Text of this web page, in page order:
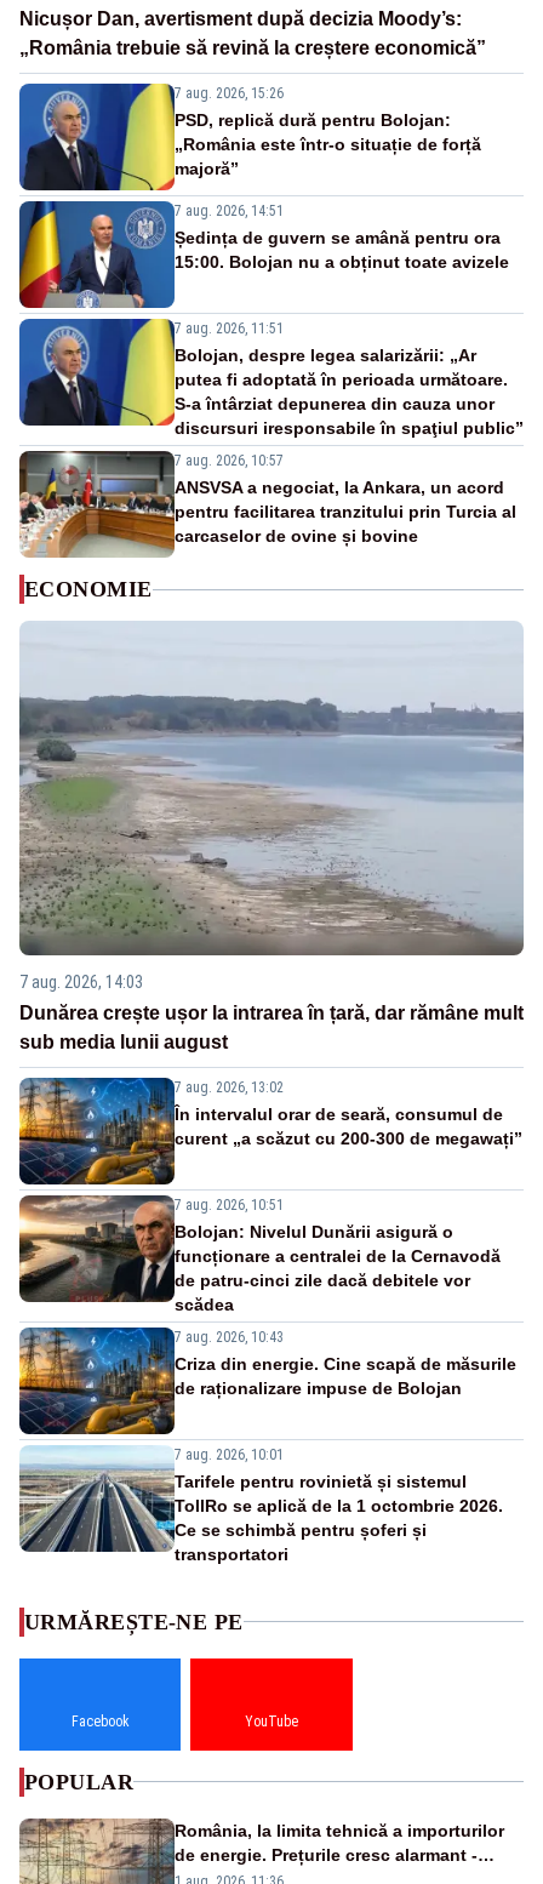
Nicușor Dan, avertisment după decizia Moody’s:
„România trebuie să revină la creștere economică”
7 aug. 2026, 15:26
PSD, replică dură pentru Bolojan:
„România este într-o situație de forță
majoră”
7 aug. 2026, 14:51
Ședința de guvern se amână pentru ora
15:00. Bolojan nu a obținut toate avizele
7 aug. 2026, 11:51
Bolojan, despre legea salarizării: „Ar
putea fi adoptată în perioada următoare.
S-a întârziat depunerea din cauza unor
discursuri iresponsabile în spaţiul public”
7 aug. 2026, 10:57
ANSVSA a negociat, la Ankara, un acord
pentru facilitarea tranzitului prin Turcia al
carcaselor de ovine și bovine
ECONOMIE
7 aug. 2026, 14:03
Dunărea crește ușor la intrarea în țară, dar rămâne mult
sub media lunii august
7 aug. 2026, 13:02
În intervalul orar de seară, consumul de
curent „a scăzut cu 200-300 de megawați”
7 aug. 2026, 10:51
Bolojan: Nivelul Dunării asigură o
funcționare a centralei de la Cernavodă
de patru-cinci zile dacă debitele vor
scădea
7 aug. 2026, 10:43
Criza din energie. Cine scapă de măsurile
de raționalizare impuse de Bolojan
7 aug. 2026, 10:01
Tarifele pentru rovinietă și sistemul
TollRo se aplică de la 1 octombrie 2026.
Ce se schimbă pentru șoferi și
transportatori
URMĂREȘTE-NE PE
Facebook YouTube
POPULAR
România, la limita tehnică a importurilor
de energie. Prețurile cresc alarmant -
Analiză Realitatea Plus